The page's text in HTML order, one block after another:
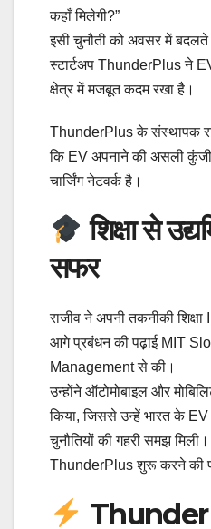
कहाँ मिलेगी?”
इसी चुनौती को अवसर में बदलते
स्टार्टअप ThunderPlus ने
क्षेत्र में मजबूत कदम रखा है।
ThunderPlus के संस्थापक
कि EV अपनाने की असली
चार्जिंग नेटवर्क है।
शिक्षा से
सफर
राजीव ने अपनी तकनीकी
आगे प्रबंधन की पढ़ाई MIT
Management से की।
उन्होंने ऑटोमोबाइल और
किया, जिससे उन्हें भारत के EV
चुनौतियों की गहरी समझ
ThunderPlus शुरू करने की